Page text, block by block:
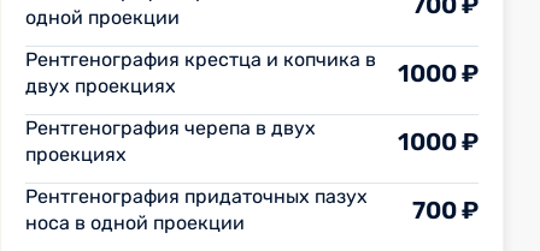
одной проекции
Рентгенография крестца и копчика в
двух проекциях
1000 ₽
Рентгенография черепа в двух
проекциях
1000 ₽
Рентгенография придаточных пазух
носа в одной проекции
700 ₽